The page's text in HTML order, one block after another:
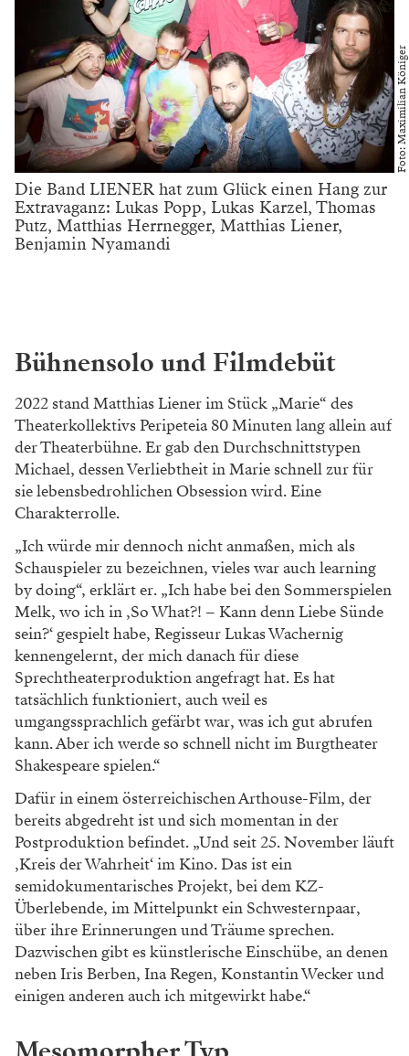
Foto: Maximilian Königer
Die Band LIENER hat zum Glück einen Hang zur
Extravaganz: Lukas Popp, Lukas Karzel, Thomas
Putz, Matthias Herrnegger, Matthias Liener,
Benjamin Nyamandi
Bühnensolo und Filmdebüt
2022 stand Matthias Liener im Stück „Marie“ des
Theaterkollektivs Peripeteia 80 Minuten lang allein auf
der Theaterbühne. Er gab den Durchschnittstypen
Michael, dessen Verliebtheit in Marie schnell zur für
sie lebensbedrohlichen Obsession wird. Eine
Charakterrolle.
„Ich würde mir dennoch nicht anmaßen, mich als
Schauspieler zu bezeichnen, vieles war auch learning
by doing“, erklärt er. „Ich habe bei den Sommerspielen
Melk, wo ich in ‚So What?! – Kann denn Liebe Sünde
sein?‘ gespielt habe, Regisseur Lukas Wachernig
kennengelernt, der mich danach für diese
Sprechtheaterproduktion angefragt hat. Es hat
tatsächlich funktioniert, auch weil es
umgangssprachlich gefärbt war, was ich gut abrufen
kann. Aber ich werde so schnell nicht im Burgtheater
Shakespeare spielen.“
Dafür in einem österreichischen Arthouse-Film, der
bereits abgedreht ist und sich momentan in der
Postproduktion befindet. „Und seit 25. November läuft
‚Kreis der Wahrheit‘ im Kino. Das ist ein
semidokumentarisches Projekt, bei dem KZ-
Überlebende, im Mittelpunkt ein Schwesternpaar,
über ihre Erinnerungen und Träume sprechen.
Dazwischen gibt es künstlerische Einschübe, an denen
neben Iris Berben, Ina Regen, Konstantin Wecker und
einigen anderen auch ich mitgewirkt habe.“